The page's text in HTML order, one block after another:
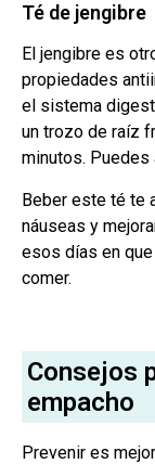
Té de jengibre
El jengibre es
propiedades
el sistema
un trozo de raíz
minutos. Puedes
Beber este té te
náuseas y
esos días en
comer.
Consejos
empacho
Prevenir es